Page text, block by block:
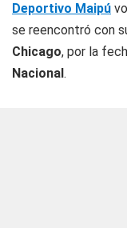
Deportivo Maipú
se reencontró con
Chicago, por la
Nacional.